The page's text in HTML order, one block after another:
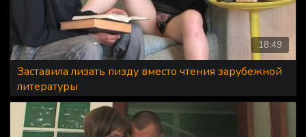
18:49
Заставила лизать пизду вместо чтения зарубежной
литературы